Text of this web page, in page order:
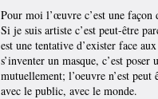
Pour moi l’œuvre c’est une façon
Si je suis artiste c’est peut-être
est une tentative d’exister face
s’inventer un masque, c’est
mutuellement; l’oeuvre n’est
avec le public, avec le monde.